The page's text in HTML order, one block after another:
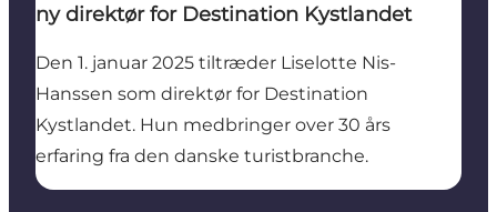
ny direktør for Destination Kystlandet
Den 1. januar 2025 tiltræder Liselotte Nis-
Hanssen som direktør for Destination
Kystlandet. Hun medbringer over 30 års
erfaring fra den danske turistbranche.